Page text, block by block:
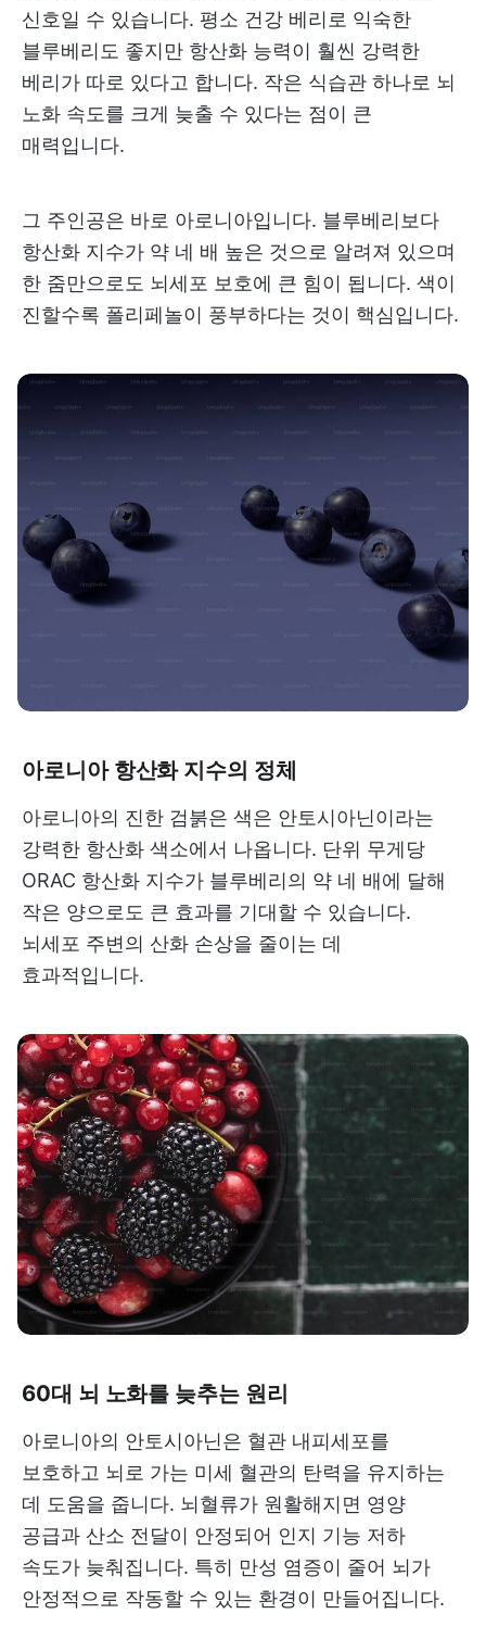
신호일 수 있습니다. 평소 건강 베리로 익숙한
블루베리도 좋지만 항산화 능력이 훨씬 강력한
베리가 따로 있다고 합니다. 작은 식습관 하나로 뇌
노화 속도를 크게 늦출 수 있다는 점이 큰
매력입니다.
그 주인공은 바로 아로니아입니다. 블루베리보다
항산화 지수가 약 네 배 높은 것으로 알려져 있으며
한 줌만으로도 뇌세포 보호에 큰 힘이 됩니다. 색이
진할수록 폴리페놀이 풍부하다는 것이 핵심입니다.
아로니아 항산화 지수의 정체
아로니아의 진한 검붉은 색은 안토시아닌이라는
강력한 항산화 색소에서 나옵니다. 단위 무게당
ORAC 항산화 지수가 블루베리의 약 네 배에 달해
작은 양으로도 큰 효과를 기대할 수 있습니다.
뇌세포 주변의 산화 손상을 줄이는 데
효과적입니다.
60대 뇌 노화를 늦추는 원리
아로니아의 안토시아닌은 혈관 내피세포를
보호하고 뇌로 가는 미세 혈관의 탄력을 유지하는
데 도움을 줍니다. 뇌혈류가 원활해지면 영양
공급과 산소 전달이 안정되어 인지 기능 저하
속도가 늦춰집니다. 특히 만성 염증이 줄어 뇌가
안정적으로 작동할 수 있는 환경이 만들어집니다.